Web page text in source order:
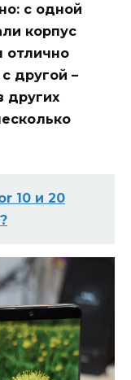
с одной
корпус
отлично
другой –
других
10 и 20